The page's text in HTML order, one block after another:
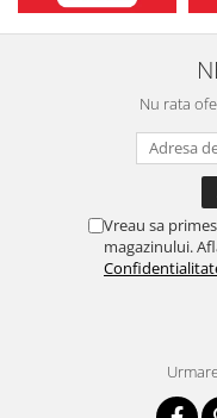
Nu rata
Vreau sa
magazinului.